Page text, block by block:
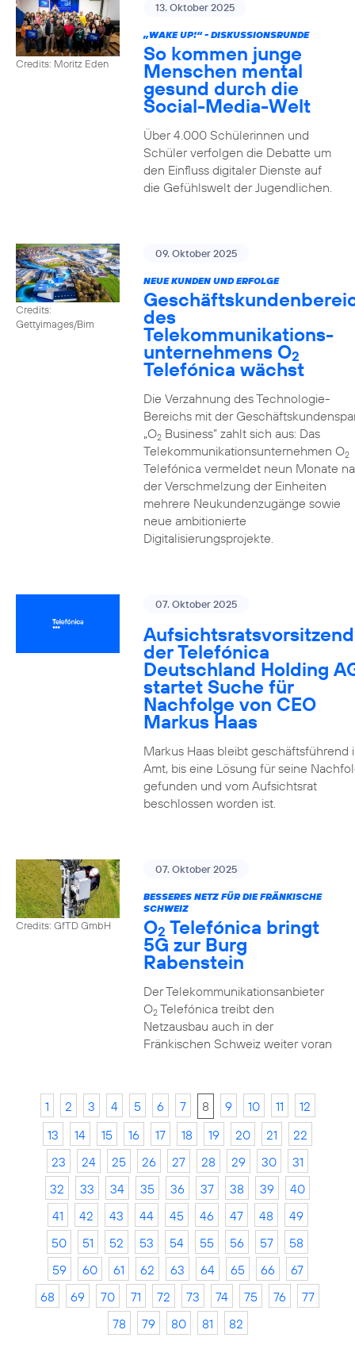
Credits: Moritz Eden
13. Oktober 2025
„WAKE UP!“ - DISKUSSIONSRUNDE
So kommen junge
Menschen mental
gesund durch die
Social-Media-Welt
Über 4.000 Schülerinnen und
Schüler verfolgen die Debatte um
den Einfluss digitaler Dienste auf
die Gefühlswelt der Jugendlichen.
Credits:
Gettyimages/Bim
09. Oktober 2025
NEUE KUNDEN UND ERFOLGE
des
Telekommunikations­
unternehmens O2
Telefónica wächst
Die Verzahnung des Technologie-
Bereichs mit der
„O2Business” zahlt sich aus: Das
Telekommunikationsunternehmen O2
Telefónica vermeldet neun Monate
der Verschmelzung der Einheiten
mehrere Neukundenzugänge sowie
neue ambitionierte
Digitalisierungsprojekte.
07. Oktober 2025
der Telefónica
Deutschland Holding
startet Suche für
Nachfolge von CEO
Markus Haas
Markus Haas bleibt geschäftsführend
Amt, bis eine Lösung für seine
gefunden und vom Aufsichtsrat
beschlossen worden ist.
Credits: GfTD GmbH
07. Oktober 2025
BESSERES NETZ FÜR DIE FRÄNKISCHE
SCHWEIZ
O2 Telefónica bringt
5G zur Burg
Rabenstein
Der Telekommunikationsanbieter
O2Telefónica treibt den
Netzausbau auch in der
Fränkischen Schweiz weiter voran
1 2 3 4 5 6 7 8 9 10 11
12
13
14 15 16 17 18 19 20 21
22
23
24 25 26 27 28 29 30
31
32
33 34 35 36 37 38 39
40
41
42 43 44 45 46 47 48
49
50
51 52 53 54 55 56 57
58
59
60 61 62 63 64 65 66
67
68
69 70 71 72 73 74 75 76
77
78
79 80 81 82